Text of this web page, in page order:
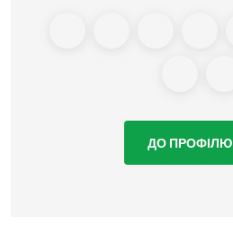
ДО ПРОФІЛЮ